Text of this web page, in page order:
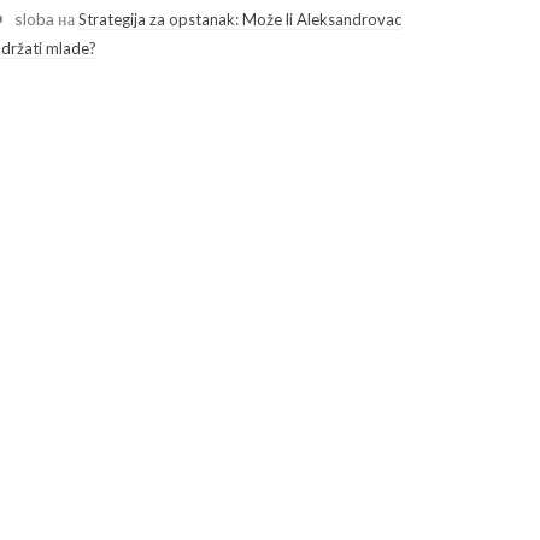
sloba наStrategija za opstanak: Može li Aleksandrovac
mlade?